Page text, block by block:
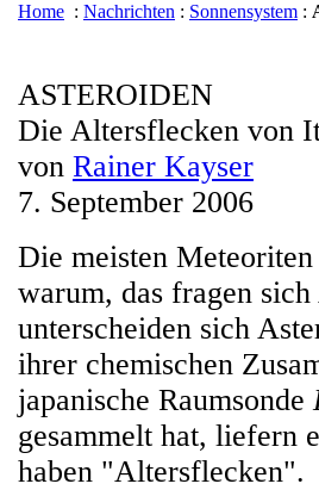
Home : Nachrichten : Sonnensystem :
ASTEROIDEN
Die Altersflecken von
von Rainer Kayser
7. September 2006
Die meisten
warum, das fragen
unterscheiden sich
ihrer chemischen
japanische Raumsonde
gesammelt hat, liefern
haben "Altersflecken".